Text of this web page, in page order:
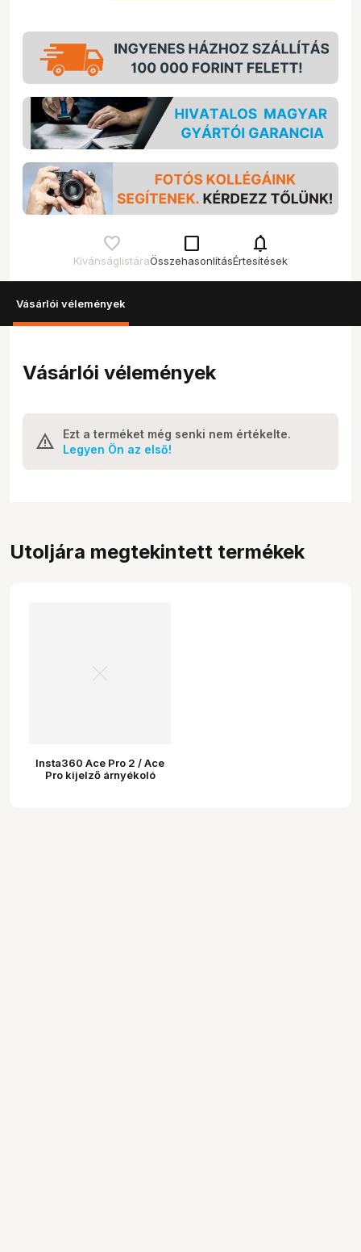
Kívánságlistára
check_box_outline_blank
Összehasonlítás
notifications
Értesítések
Vásárlói vélemények
Vásárlói vélemények
Ezt a terméket még senki nem értékelte.
Legyen Ön az első!
Utoljára megtekintett termékek
Insta360 Ace Pro 2 / Ace
Pro kijelző árnyékoló